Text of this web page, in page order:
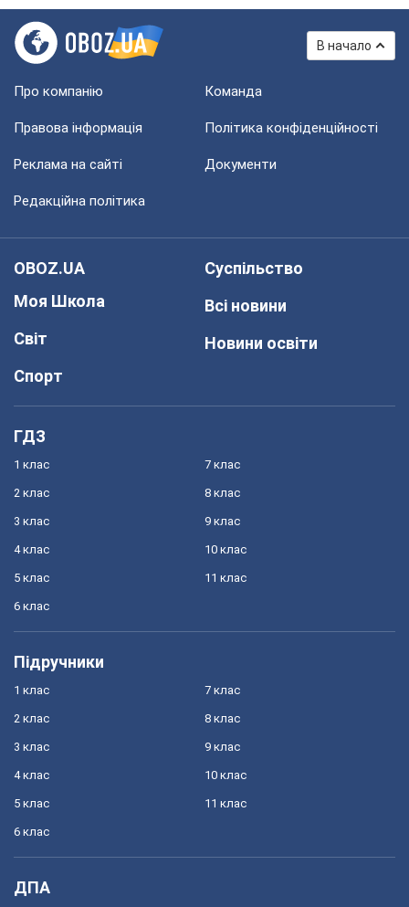
В начало
Про компанію Команда
Правова інформація Політика конфіденційності
Реклама на сайті Документи
Редакційна політика
OBOZ.UA
Моя Школа
Світ
Спорт
Суспільство
Всі новини
Новини освіти
ГДЗ
1 клас
2 клас
3 клас
4 клас
5 клас
6 клас
7 клас
8 клас
9 клас
10 клас
11 клас
Підручники
1 клас
2 клас
3 клас
4 клас
5 клас
6 клас
7 клас
8 клас
9 клас
10 клас
11 клас
ДПА